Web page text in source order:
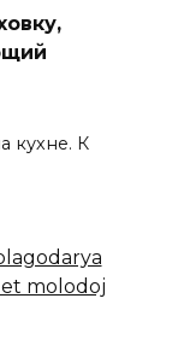
кухне. К